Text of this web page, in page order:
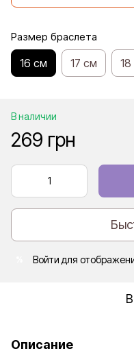
Размер браслета
16 см 17 см
В наличии
269 грн
Войти для
Описание